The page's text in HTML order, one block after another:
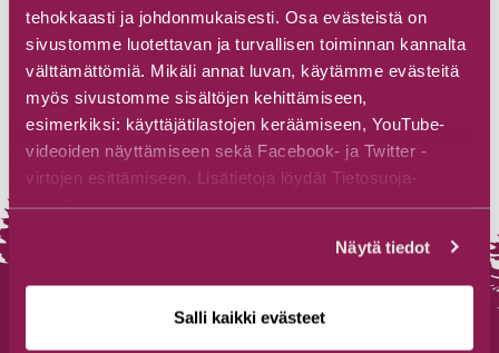
tehokkaasti ja johdonmukaisesti. Osa evästeistä on
sivustomme luotettavan ja turvallisen toiminnan kannalta
välttämättömiä. Mikäli annat luvan, käytämme evästeitä
myös sivustomme sisältöjen kehittämiseen,
esimerkiksi: käyttäjätilastojen keräämiseen, YouTube-
videoiden näyttämiseen sekä Facebook- ja Twitter -
virtojen esittämiseen. Lisätietoja löydät Tietosuoja-
sivuiltamme.
Näytä tiedot
Salli kaikki evästeet